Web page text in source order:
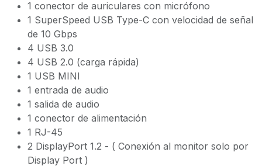
1 conector de auriculares con micrófono
1 SuperSpeed USB Type-C con velocidad de señal
de 10 Gbps
4 USB 3.0
4 USB 2.0 (carga rápida)
1 USB MINI
1 entrada de audio
1 salida de audio
1 conector de alimentación
1 RJ-45
2 DisplayPort 1.2 - ( Conexión al monitor solo por
Display Port )